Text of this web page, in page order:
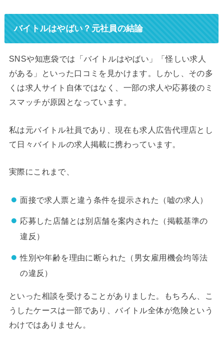
バイトルはやばい？元社員の結論
SNSや知恵袋では「バイトルはやばい」「怪しい求人
がある」といった口コミを見かけます。しかし、その多
くは求人サイト自体ではなく、一部の求人や応募後のミ
スマッチが原因となっています。
私は元バイトル社員であり、現在も求人広告代理店とし
て日々バイトルの求人掲載に携わっています。
実際にこれまで、
面接で求人票と違う条件を提示された（嘘の求人）
応募した店舗とは別店舗を案内された（掲載基準の
違反）
性別や年齢を理由に断られた（男女雇用機会均等法
の違反）
といった相談を受けることがありました。もちろん、こ
うしたケースは一部であり、バイトル全体が危険という
わけではありません。